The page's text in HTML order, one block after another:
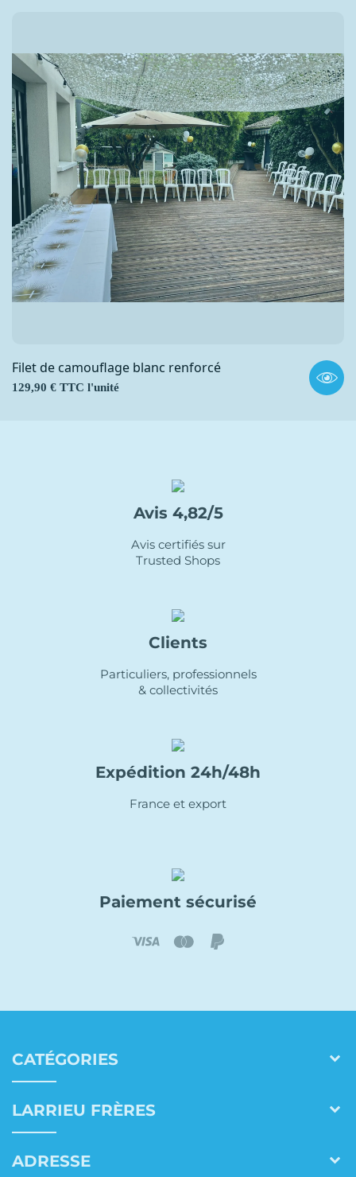
Filet de camouflage blanc renforcé
Prix
129,90 € TTC l'unité
Avis 4,82/5
Avis certifiés sur
Trusted Shops
Clients
Particuliers, professionnels
& collectivités
Expédition 24h/48h
France et export
Paiement sécurisé
CATÉGORIES
LARRIEU FRÈRES
ADRESSE